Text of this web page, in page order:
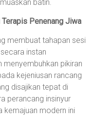
batin.
Penenang Jiwa
membuat tahapan sesi
instan
pikiran
kejeniusan rancang
disajikan tepat di
perancang insinyur
kemajuan modern ini